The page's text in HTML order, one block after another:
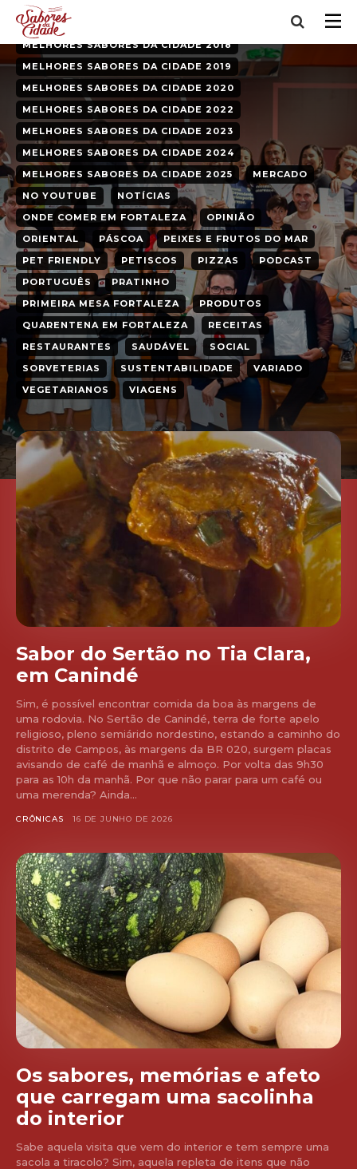
MELHORES SABORES DA CIDADE 2017
MELHORES SABORES DA CIDADE 2018
MELHORES SABORES DA CIDADE 2019
MELHORES SABORES DA CIDADE 2020
MELHORES SABORES DA CIDADE 2022
MELHORES SABORES DA CIDADE 2023
MELHORES SABORES DA CIDADE 2024
MELHORES SABORES DA CIDADE 2025
MERCADO
NO YOUTUBE
NOTÍCIAS
ONDE COMER EM FORTALEZA
OPINIÃO
ORIENTAL
PÁSCOA
PEIXES E FRUTOS DO MAR
PET FRIENDLY
PETISCOS PIZZAS
PODCAST
PORTUGUÊS
PRATINHO
PRIMEIRA MESA FORTALEZA
PRODUTOS
QUARENTENA EM FORTALEZA
RECEITAS
RESTAURANTES
SAUDÁVEL
SOCIAL
SORVETERIAS
SUSTENTABILIDADE
VARIADO
VEGETARIANOS
VIAGENS
Sabor do Sertão no Tia Clara,
em Canindé
Sim, é possível encontrar comida da boa às margens de
uma rodovia. No Sertão de Canindé, terra de forte apelo
religioso, pleno semiárido nordestino, estando a caminho do
distrito de Campos, às margens da BR 020, surgem placas
avisando de café de manhã e almoço. Por volta das 9h30
para as 10h da manhã. Por que não parar para um café ou
uma merenda? Ainda...
CRÔNICAS 16 DE JUNHO DE 2026
Os sabores, memórias e afeto
que carregam uma sacolinha
do interior
Sabe aquela visita que vem do interior e tem sempre uma
sacola a tiracolo? Sim, aquela repleta de itens que não